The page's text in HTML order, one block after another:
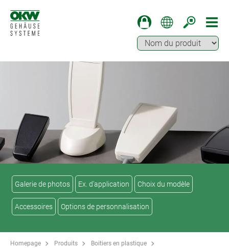
Galerie de photos Ex. d'application Choix du modèle
Accessoires Options de personnalisation
Homepage Produits
Boitiers en plastique